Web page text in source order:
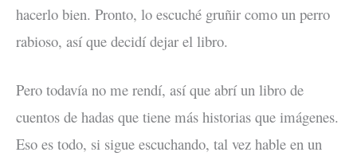
hacerlo bien. Pronto, lo escuché gruñir como un perro
rabioso, así que decidí dejar el libro.
Pero todavía no me rendí, así que abrí un libro de
cuentos de hadas que tiene más historias que imágenes.
Eso es todo, si sigue escuchando, tal vez hable en un